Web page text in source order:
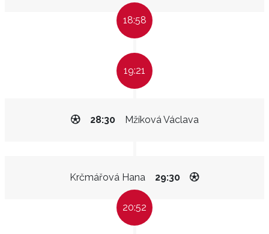
18:58
19:21
Mžíková Václava
28:30
Krčmářová Hana 29:30
20:52